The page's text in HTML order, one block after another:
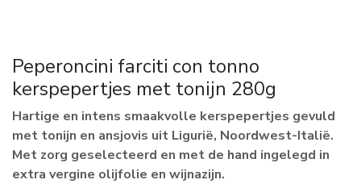
Peperoncini farciti con tonno
kerspepertjes met tonijn 280g
Hartige en intens smaakvolle kerspepertjes gevuld
met tonijn en ansjovis uit Ligurië, Noordwest-Italië.
Met zorg geselecteerd en met de hand ingelegd in
extra vergine olijfolie en wijnazijn.